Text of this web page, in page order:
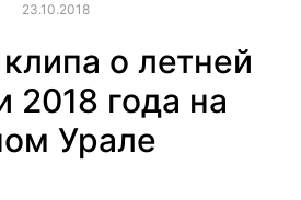
23.10.2018
о летней
2018 года на
Урале